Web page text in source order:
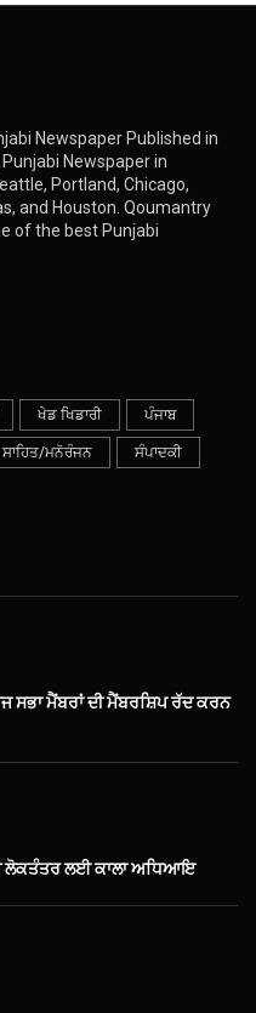
Newspaper Published in
Newspaper in
Portland, Chicago,
and Houston. Qoumantry
of the best Punjabi
ਖੇਡ ਖਿਡਾਰੀ ਪੰਜਾਬ
ਸਾਹਿਤ/ਮਨੋਰੰਜਨ ਸੰਪਾਦਕੀ
ਸਭਾ ਮੈਂਬਰਾਂ ਦੀ ਮੈਂਬਰਸ਼ਿਪ ਰੱਦ ਕਰਨ
ਲੋਕਤੰਤਰ ਲਈ ਕਾਲਾ ਅਧਿਆਇ